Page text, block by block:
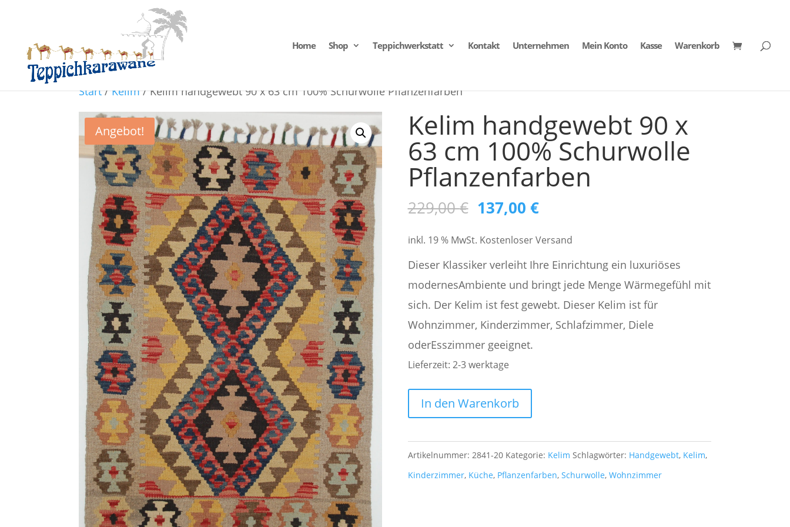
Home Shop Teppichwerkstatt Kontakt Unternehmen Mein Konto Kasse Warenkorb
Start/Kelim/ Kelim handgewebt 90 x 63 cm 100% Schurwolle Pflanzenfarben
Angebot! Kelim handgewebt 90 x
63 cm 100% Schurwolle
Pflanzenfarben
229,00€ Ursprünglicher
war:
229,00 €
137,00 €Aktueller
ist:
137,00 €.
inkl. 19 % MwSt. Kostenloser Versand
Dieser Klassiker verleiht Ihre Einrichtung ein luxuriöses
modernesAmbiente und bringt jede Menge Wärmegefühl mit
sich. Der Kelim ist fest gewebt. Dieser Kelim ist für
Wohnzimmer, Kinderzimmer, Schlafzimmer, Diele
oderEsszimmer geeignet.
Lieferzeit: 2-3 werktage
Kelim
handgewebt
90
x
63
In den Warenkorb
Artikelnummer: 2841-20 Kategorie: Kelim Schlagwörter: Handgewebt, Kelim,
Kinderzimmer, Küche, Pflanzenfarben, Schurwolle, Wohnzimmer